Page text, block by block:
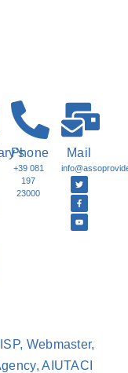
Phone
+39 081
197
23000
Mail
Webmaster,
AIUTACI